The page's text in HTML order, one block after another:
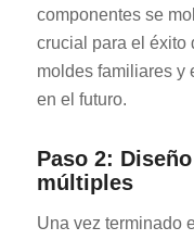
componentes se
crucial para el éxito
moldes familiares y
en el futuro.
Paso 2:
múltiples
Una vez terminado